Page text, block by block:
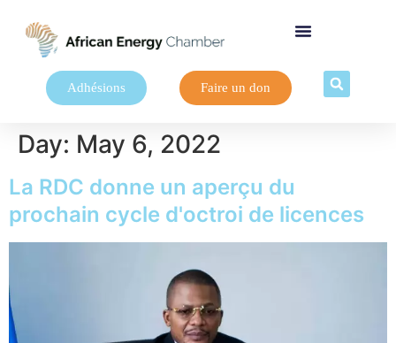
Adhésions Faire un don
Day: May 6, 2022
La RDC donne un aperçu du
prochain cycle d'octroi de licences